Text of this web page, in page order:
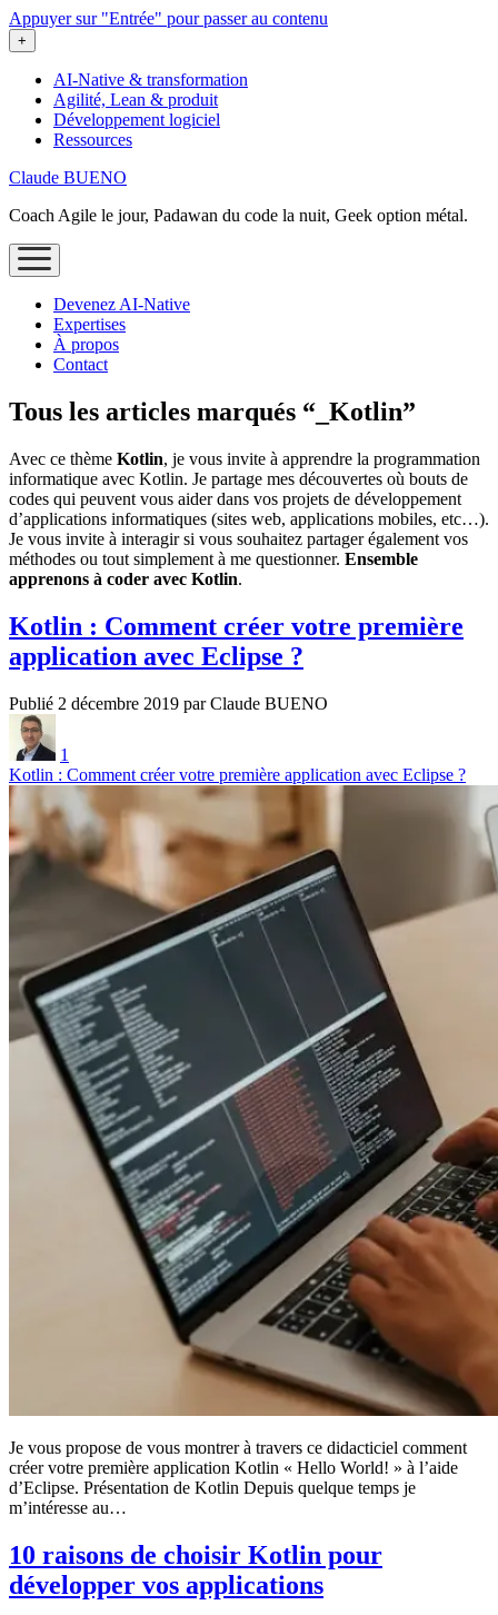
Appuyer sur "Entrée" pour passer au contenu
ouvrir
le
+
AI-Native & transformation
Agilité, Lean & produit
Développement logiciel
Ressources
Claude BUENO
Coach Agile le jour, Padawan du code la nuit, Geek option métal.
ouvrir
le
Devenez AI‑Native
Expertises
À propos
Contact
Tous les articles marqués “_Kotlin”
Avec ce thème Kotlin, je vous invite à apprendre la programmation
informatique avec Kotlin. Je partage mes découvertes où bouts de
codes qui peuvent vous aider dans vos projets de développement
d’applications informatiques (sites web, applications mobiles, etc…).
Je vous invite à interagir si vous souhaitez partager également vos
méthodes ou tout simplement à me questionner. Ensemble
apprenons à coder avec Kotlin.
Kotlin : Comment créer votre première
application avec Eclipse ?
Publié 2 décembre 2019 par Claude BUENO
1
Kotlin : Comment créer votre première application avec Eclipse ?
Je vous propose de vous montrer à travers ce didacticiel comment
créer votre première application Kotlin « Hello World! » à l’aide
d’Eclipse. Présentation de Kotlin Depuis quelque temps je
m’intéresse au…
10 raisons de choisir Kotlin pour
développer vos applications